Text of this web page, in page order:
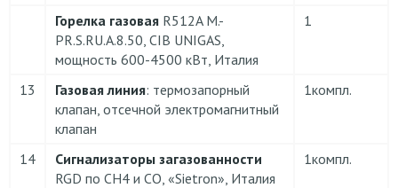
Горелка газовая R512A M.-
PR.S.RU.A.8.50, CIB UNIGAS,
мощность 600-4500 кВт, Италия
1
13 Газовая линия: термозапорный
клапан, отсечной электромагнитный
клапан
1компл.
14
Сигнализаторы загазованности
RGD по CH4 и CO, «Sietron», Италия
1компл.